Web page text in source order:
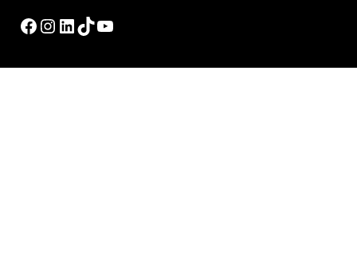
Facebook
Instagram
LinkedIn
TikTok
YouTube